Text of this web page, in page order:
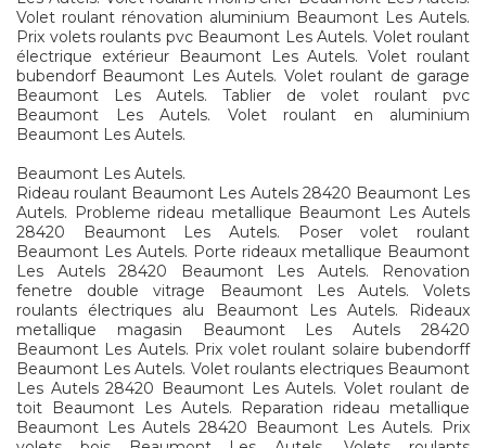
Volet roulant rénovation aluminium Beaumont Les Autels.
Prix volets roulants pvc Beaumont Les Autels. Volet roulant
électrique extérieur Beaumont Les Autels. Volet roulant
bubendorf Beaumont Les Autels. Volet roulant de garage
Beaumont Les Autels. Tablier de volet roulant pvc
Beaumont Les Autels. Volet roulant en aluminium
Beaumont Les Autels.
Beaumont Les Autels.
Rideau roulant Beaumont Les Autels 28420 Beaumont Les
Autels. Probleme rideau metallique Beaumont Les Autels
28420 Beaumont Les Autels. Poser volet roulant
Beaumont Les Autels. Porte rideaux metallique Beaumont
Les Autels 28420 Beaumont Les Autels. Renovation
fenetre double vitrage Beaumont Les Autels. Volets
roulants électriques alu Beaumont Les Autels. Rideaux
metallique magasin Beaumont Les Autels 28420
Beaumont Les Autels. Prix volet roulant solaire bubendorff
Beaumont Les Autels. Volet roulants electriques Beaumont
Les Autels 28420 Beaumont Les Autels. Volet roulant de
toit Beaumont Les Autels. Reparation rideau metallique
Beaumont Les Autels 28420 Beaumont Les Autels. Prix